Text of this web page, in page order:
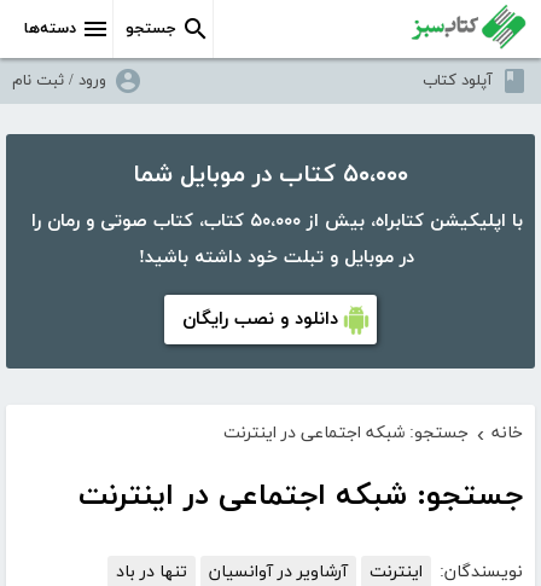
دسته‌ها جستجو
آپلود کتاب ورود / ثبت نام
۵۰،۰۰۰ کتاب در موبایل شما
با اپلیکیشن کتابراه، بیش از ۵۰،۰۰۰ کتاب، کتاب صوتی و رمان را
در موبایل و تبلت خود داشته باشید!
دانلود و نصب رایگان
خانه › جستجو: شبکه اجتماعی در اینترنت
جستجو: شبکه اجتماعی در اینترنت
نویسندگان: اینترنت آرشاویر در آوانسیان
تنها در باد